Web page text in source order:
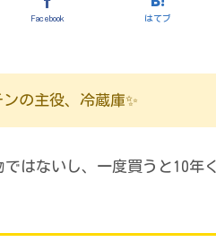
Facebook はてブ
の主役、冷蔵庫✨
ではないし、一度買うと10年